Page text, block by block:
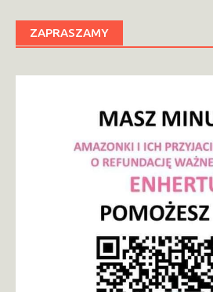
ZAPRASZAMY